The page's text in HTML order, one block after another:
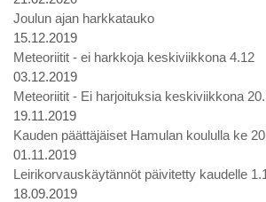
Joulun ajan harkkatauko
15.12.2019
Meteoriitit - ei harkkoja keskiviikkona 4.12
03.12.2019
Meteoriitit - Ei harjoituksia keskiviikkona
19.11.2019
Kauden päättäjäiset Hamulan koululla ke
01.11.2019
Leirikorvauskäytännöt päivitetty kaudelle
18.09.2019